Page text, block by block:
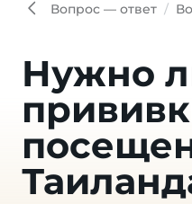
Вопрос — ответ
Нужно